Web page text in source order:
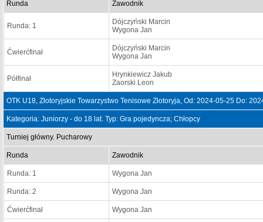
Runda Zawodnik
Runda: 1
Dójczyński Marcin
Wygona Jan
Ćwierćfinał
Dójczyński Marcin
Wygona Jan
Półfinał
Hrynkiewicz Jakub
Zaorski Leon
OTK U18, Złotoryjskie Towarzystwo Tenisowe Złotoryja, Od: 2024-05-25 Do:
Kategoria: Juniorzy - do 18 lat. Typ: Gra pojedyncza; Chłopcy
Turniej główny. Pucharowy
Runda Zawodnik
Runda: 1 Wygona Jan
Runda: 2 Wygona Jan
Ćwierćfinał Wygona Jan